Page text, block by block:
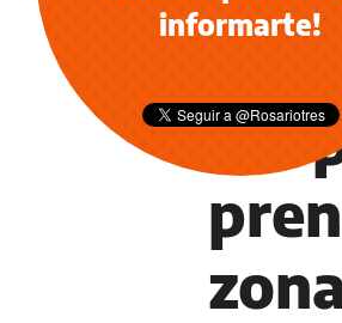
informarte!